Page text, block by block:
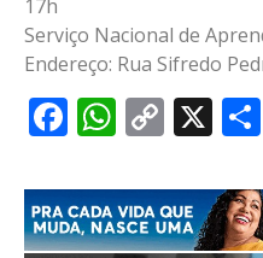
17h
Serviço Nacional de
Endereço: Rua Sifredo
Facebook
Copy
X